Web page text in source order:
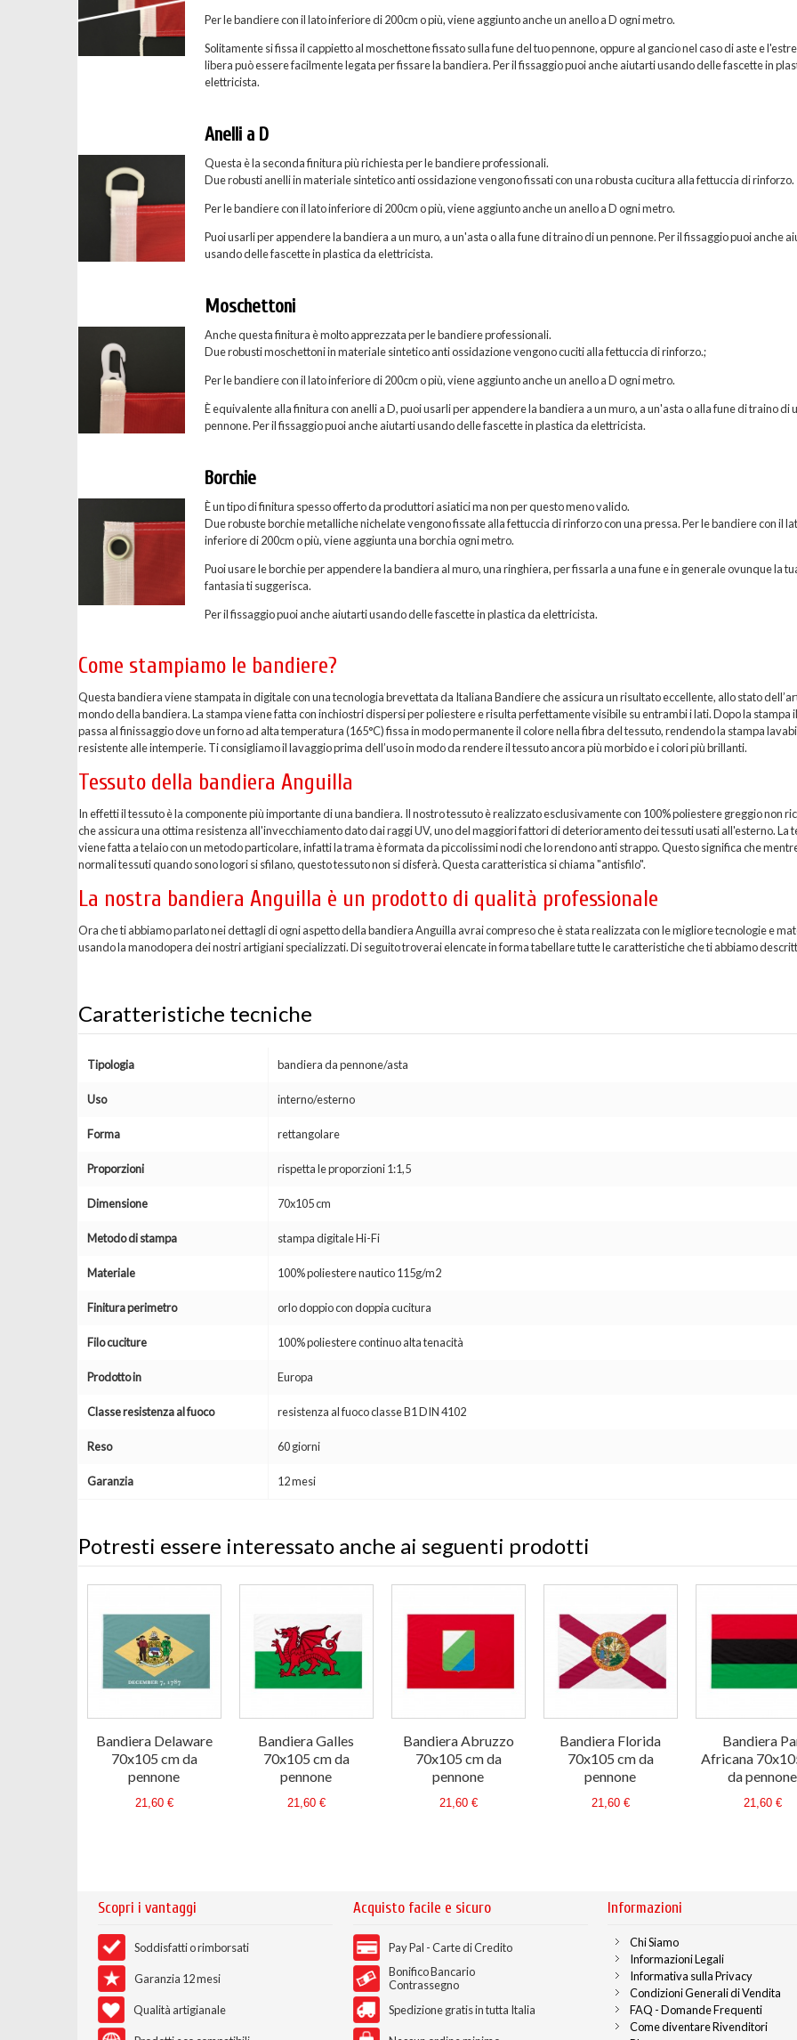
Per le bandiere con il lato inferiore di 200cm o più, viene aggiunto anche un anello a D ogni metro.
Solitamente si fissa il cappietto al moschettone fissato sulla fune del tuo pennone, oppure al gancio nel caso di aste e
libera può essere facilmente legata per fissare la bandiera. Per il fissaggio puoi anche aiutarti usando delle fascette in
elettricista.
Anelli a D
Questa è la seconda finitura più richiesta per le bandiere professionali.
Due robusti anelli in materiale sintetico anti ossidazione vengono fissati con una robusta cucitura alla fettuccia di rinforzo.
Per le bandiere con il lato inferiore di 200cm o più, viene aggiunto anche un anello a D ogni metro.
Puoi usarli per appendere la bandiera a un muro, a un'asta o alla fune di traino di un pennone. Per il fissaggio puoi anche
usando delle fascette in plastica da elettricista.
Moschettoni
Anche questa finitura è molto apprezzata per le bandiere professionali.
Due robusti moschettoni in materiale sintetico anti ossidazione vengono cuciti alla fettuccia di rinforzo.;
Per le bandiere con il lato inferiore di 200cm o più, viene aggiunto anche un anello a D ogni metro.
È equivalente alla finitura con anelli a D, puoi usarli per appendere la bandiera a un muro, a un'asta o alla fune di traino di
pennone. Per il fissaggio puoi anche aiutarti usando delle fascette in plastica da elettricista.
Borchie
È un tipo di finitura spesso offerto da produttori asiatici ma non per questo meno valido.
Due robuste borchie metalliche nichelate vengono fissate alla fettuccia di rinforzo con una pressa. Per le bandiere con il
inferiore di 200cm o più, viene aggiunta una borchia ogni metro.
Puoi usare le borchie per appendere la bandiera al muro, una ringhiera, per fissarla a una fune e in generale ovunque la
fantasia ti suggerisca.
Per il fissaggio puoi anche aiutarti usando delle fascette in plastica da elettricista.
Come stampiamo le bandiere?
Questa bandiera viene stampata in digitale con una tecnologia brevettata da Italiana Bandiere che assicura un risultato eccellente, allo stato
mondo della bandiera. La stampa viene fatta con inchiostri dispersi per poliestere e risulta perfettamente visibile su entrambi i lati. Dopo la stampa
passa al finissaggio dove un forno ad alta temperatura (165°C) fissa in modo permanente il colore nella fibra del tessuto, rendendo la stampa
resistente alle intemperie. Ti consigliamo il lavaggio prima dell’uso in modo da rendere il tessuto ancora più morbido e i colori più brillanti.
Tessuto della bandiera Anguilla
In effetti il tessuto è la componente più importante di una bandiera. Il nostro tessuto è realizzato esclusivamente con 100% poliestere greggio non
che assicura una ottima resistenza all'invecchiamento dato dai raggi UV, uno del maggiori fattori di deterioramento dei tessuti usati all'esterno. La
viene fatta a telaio con un metodo particolare, infatti la trama è formata da piccolissimi nodi che lo rendono anti strappo. Questo significa che
normali tessuti quando sono logori si sfilano, questo tessuto non si disferà. Questa caratteristica si chiama "antisfilo".
La nostra bandiera Anguilla è un prodotto di qualità professionale
Ora che ti abbiamo parlato nei dettagli di ogni aspetto della bandiera Anguilla avrai compreso che è stata realizzata con le migliore tecnologie e
usando la manodopera dei nostri artigiani specializzati. Di seguito troverai elencate in forma tabellare tutte le caratteristiche che ti abbiamo
Caratteristiche tecniche
Tipologia bandiera da pennone/asta
Uso interno/esterno
Forma rettangolare
Proporzioni rispetta le proporzioni 1:1,5
Dimensione 70x105 cm
Metodo di stampa stampa digitale Hi-Fi
Materiale 100% poliestere nautico 115g/m2
Finitura perimetro orlo doppio con doppia cucitura
Filo cuciture 100% poliestere continuo alta tenacità
Prodotto in Europa
Classe resistenza al fuoco resistenza al fuoco classe B1 DIN 4102
Reso 60 giorni
Garanzia 12 mesi
Potresti essere interessato anche ai seguenti prodotti
Bandiera Delaware
70x105 cm da
pennone
21,60 €
Bandiera Galles
70x105 cm da
pennone
21,60 €
Bandiera Abruzzo
70x105 cm da
pennone
21,60 €
Bandiera Florida
70x105 cm da
pennone
21,60 €
Bandiera
Africana
da pennone
21,60 €
Scopri i vantaggi
Soddisfatti o rimborsati
Garanzia 12 mesi
Qualità artigianale
Acquisto facile e sicuro
Pay Pal - Carte di Credito
Bonifico Bancario
Contrassegno
Spedizione gratis in tutta Italia
Informazioni
Chi Siamo
Informazioni Legali
Informativa sulla Privacy
Condizioni Generali di Vendita
FAQ - Domande Frequenti
Come diventare Rivenditori